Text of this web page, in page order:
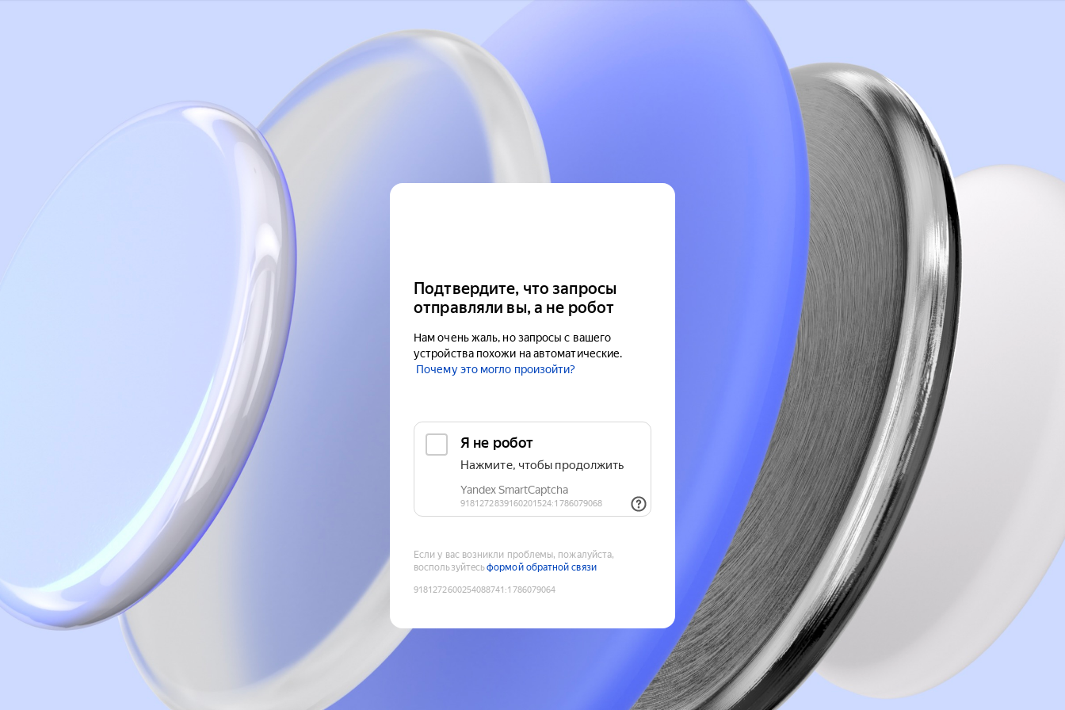
Подтвердите, что запросы
отправляли вы, а не робот
Нам очень жаль, но запросы с вашего
устройства похожи на автоматические.
Почему это могло произойти?
Если у вас возникли проблемы, пожалуйста,
воспользуйтесьформой обратной связи
9181272600254088741 :1786079064